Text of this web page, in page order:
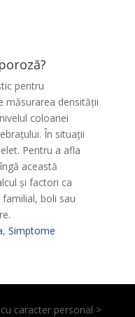
pentru
măsurarea densității
coloanei
În situații
Pentru a afla
această
și factori ca
boli sau
, Simptome
caracter personal >